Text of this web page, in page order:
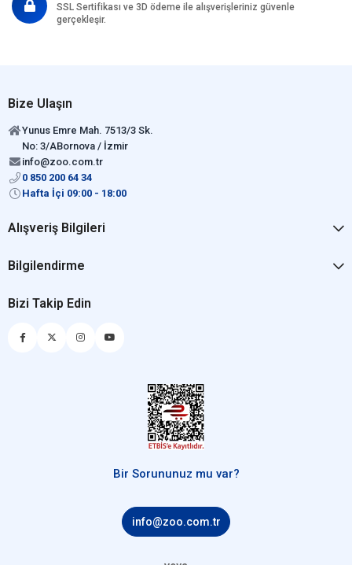
SSL Sertifikası ve 3D ödeme ile alışverişleriniz güvenle
gerçekleşir.
Bize Ulaşın
Yunus Emre Mah. 7513/3 Sk.
No: 3/ABornova / İzmir
info@zoo.com.tr
0 850 200 64 34
Hafta İçi 09:00 - 18:00
Alışveriş Bilgileri
Bilgilendirme
Bizi Takip Edin
Bir Sorununuz mu var?
info@zoo.com.tr